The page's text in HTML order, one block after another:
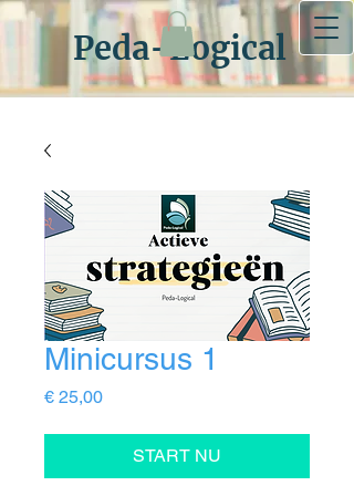
Peda-Logical
Minicursus 1
€ 25,00Prijs
START NU